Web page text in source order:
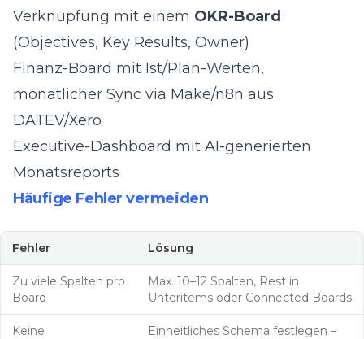
Verknüpfung mit einem OKR-Board
(Objectives, Key Results, Owner)
Finanz-Board mit Ist/Plan-Werten,
monatlicher Sync via Make/n8n aus
DATEV/Xero
Executive-Dashboard mit AI-generierten
Monatsreports
Häufige Fehler vermeiden
Fehler Lösung
Zu viele Spalten pro
Board
Max. 10–12 Spalten, Rest in
Unteritems oder Connected Boards
Keine
Einheitliches Schema festlegen –